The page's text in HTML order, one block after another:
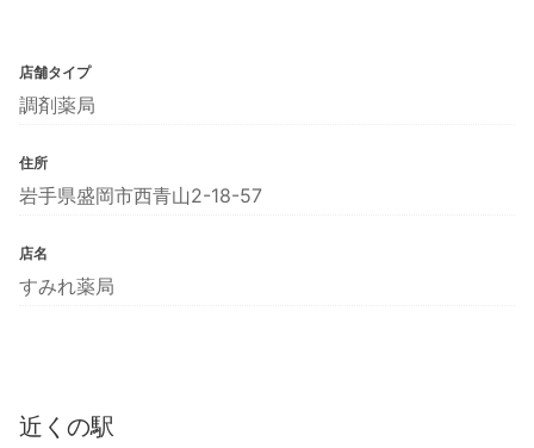
店舗タイプ
調剤薬局
住所
岩手県盛岡市西青山2-18-57
店名
すみれ薬局
近くの駅